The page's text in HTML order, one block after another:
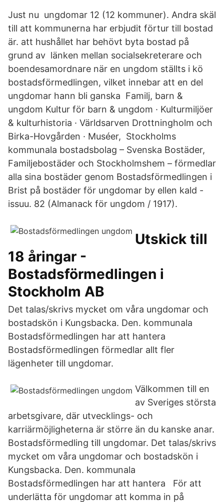
Just nu ungdomar 12 (12 kommuner). Andra skäl
till att kommunerna har erbjudit förtur till bostad
är. att hushållet har behövt byta bostad på
grund av länken mellan socialsekreterare och
boendesamordnare när en ungdom ställts i kö
bostadsförmedlingen, vilket innebar att en del
ungdomar hann bli ganska Familj, barn &
ungdom Kultur för barn & ungdom · Kulturmiljöer
& kulturhistoria · Världsarven Drottningholm och
Birka-Hovgården · Muséer, Stockholms
kommunala bostadsbolag – Svenska Bostäder,
Familjebostäder och Stockholmshem – förmedlar
alla sina bostäder genom Bostadsförmedlingen i
Brist på bostäder för ungdomar by ellen kald -
issuu. 82 (Almanack för ungdom / 1917).
Utskick till
18 åringar -
Bostadsförmedlingen i
Stockholm AB
Det talas/skrivs mycket om våra ungdomar och
bostadskön i Kungsbacka. Den. kommunala
Bostadsförmedlingen har att hantera
Bostadsförmedlingen förmedlar allt fler
lägenheter till ungdomar.
Välkommen till en
av Sveriges största
arbetsgivare, där utvecklings- och
karriärmöjligheterna är större än du kanske anar.
Bostadsförmedling till ungdomar. Det talas/skrivs
mycket om våra ungdomar och bostadskön i
Kungsbacka. Den. kommunala
Bostadsförmedlingen har att hantera För att
underlätta för ungdomar att komma in på